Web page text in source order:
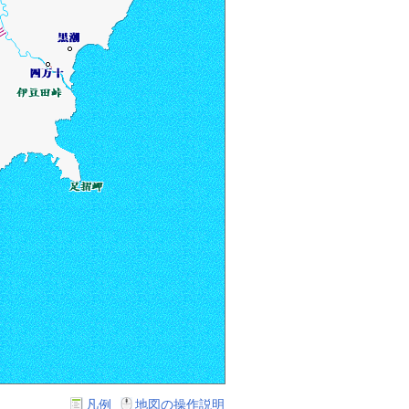
凡例 地図の操作説明